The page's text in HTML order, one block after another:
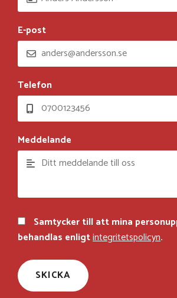
E-post
Telefon
Meddelande
Samtycker till att mina
behandlas enligtintegritetspolicyn.